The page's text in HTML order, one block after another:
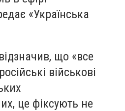
«Українська
що «все
військові
це фіксують не